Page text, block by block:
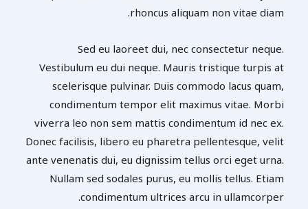
rhoncus aliquam non vitae diam.
Sed eu laoreet dui, nec consectetur neque.
Vestibulum eu dui neque. Mauris tristique turpis at
scelerisque pulvinar. Duis commodo lacus quam,
condimentum tempor elit maximus vitae. Morbi
viverra leo non sem mattis condimentum id nec ex.
Donec facilisis, libero eu pharetra pellentesque, velit
ante venenatis dui, eu dignissim tellus orci eget urna.
Nullam sed sodales purus, eu mollis tellus. Etiam
condimentum ultrices arcu in ullamcorper.